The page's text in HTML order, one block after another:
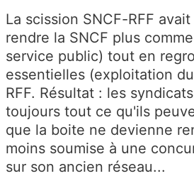
La scission SNCF-RFF
rendre la SNCF plus
service public) tout en
essentielles (exploitation
RFF. Résultat : les
toujours tout ce qu'ils
que la boite ne devienne
moins soumise à une
sur son ancien réseau...